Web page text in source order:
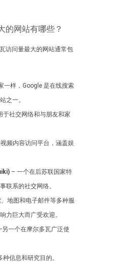
的网站有哪些？
访问量最大的网站通常包
一样，Google 是在线搜索
之一。
于社交网络和与朋友和家
频内容访问平台，涵盖娱
– 一个在后苏联国家特
联系的社交网络。
地图和电子邮件等多种服
力巨大而广受欢迎。
一个在摩尔多瓦广泛使
信息和研究目的。